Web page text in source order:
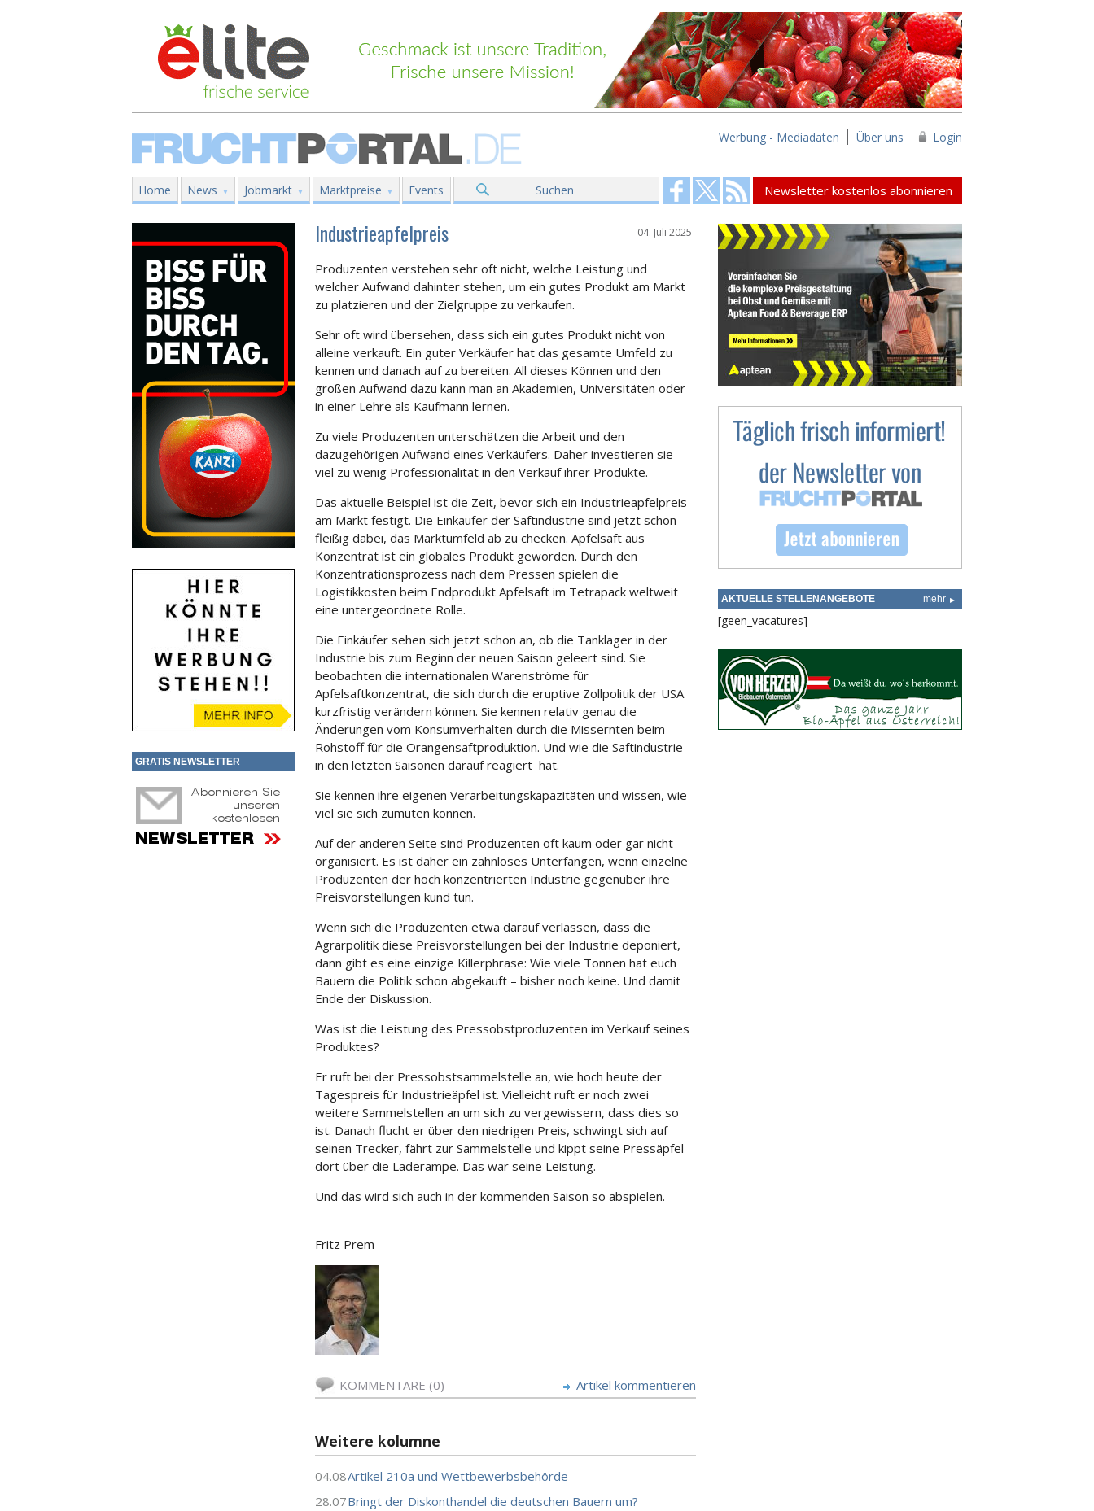
Werbung - Mediadaten Über uns Login
Home News Jobmarkt Marktpreise Events Suchen Newsletter kostenlos abonnieren
GRATIS NEWSLETTER
Industrieapfelpreis 04. Juli 2025
Produzenten verstehen sehr oft nicht, welche Leistung und
welcher Aufwand dahinter stehen, um ein gutes Produkt am Markt
zu platzieren und der Zielgruppe zu verkaufen.
Sehr oft wird übersehen, dass sich ein gutes Produkt nicht von
alleine verkauft. Ein guter Verkäufer hat das gesamte Umfeld zu
kennen und danach auf zu bereiten. All dieses Können und den
großen Aufwand dazu kann man an Akademien, Universitäten oder
in einer Lehre als Kaufmann lernen.
Zu viele Produzenten unterschätzen die Arbeit und den
dazugehörigen Aufwand eines Verkäufers. Daher investieren sie
viel zu wenig Professionalität in den Verkauf ihrer Produkte.
Das aktuelle Beispiel ist die Zeit, bevor sich ein Industrieapfelpreis
am Markt festigt. Die Einkäufer der Saftindustrie sind jetzt schon
fleißig dabei, das Marktumfeld ab zu checken. Apfelsaft aus
Konzentrat ist ein globales Produkt geworden. Durch den
Konzentrationsprozess nach dem Pressen spielen die
Logistikkosten beim Endprodukt Apfelsaft im Tetrapack weltweit
eine untergeordnete Rolle.
Die Einkäufer sehen sich jetzt schon an, ob die Tanklager in der
Industrie bis zum Beginn der neuen Saison geleert sind. Sie
beobachten die internationalen Warenströme für
Apfelsaftkonzentrat, die sich durch die eruptive Zollpolitik der USA
kurzfristig verändern können. Sie kennen relativ genau die
Änderungen vom Konsumverhalten durch die Missernten beim
Rohstoff für die Orangensaftproduktion. Und wie die Saftindustrie
in den letzten Saisonen darauf reagiert hat.
Sie kennen ihre eigenen Verarbeitungskapazitäten und wissen, wie
viel sie sich zumuten können.
Auf der anderen Seite sind Produzenten oft kaum oder gar nicht
organisiert. Es ist daher ein zahnloses Unterfangen, wenn einzelne
Produzenten der hoch konzentrierten Industrie gegenüber ihre
Preisvorstellungen kund tun.
Wenn sich die Produzenten etwa darauf verlassen, dass die
Agrarpolitik diese Preisvorstellungen bei der Industrie deponiert,
dann gibt es eine einzige Killerphrase: Wie viele Tonnen hat euch
Bauern die Politik schon abgekauft – bisher noch keine. Und damit
Ende der Diskussion.
Was ist die Leistung des Pressobstproduzenten im Verkauf seines
Produktes?
Er ruft bei der Pressobstsammelstelle an, wie hoch heute der
Tagespreis für Industrieäpfel ist. Vielleicht ruft er noch zwei
weitere Sammelstellen an um sich zu vergewissern, dass dies so
ist. Danach flucht er über den niedrigen Preis, schwingt sich auf
seinen Trecker, fährt zur Sammelstelle und kippt seine Pressäpfel
dort über die Laderampe. Das war seine Leistung.
Und das wird sich auch in der kommenden Saison so abspielen.
Fritz Prem
KOMMENTARE (0) Artikel kommentieren
Weitere kolumne
04.08Artikel 210a und Wettbewerbsbehörde
28.07Bringt der Diskonthandel die deutschen Bauern um?
AKTUELLE STELLENANGEBOTE mehr
[geen_vacatures]